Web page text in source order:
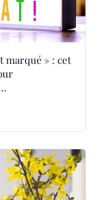
marqué » : cet